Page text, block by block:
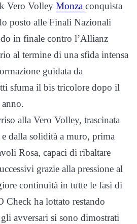
Vero Volley Monza conquista
posto alle Finali Nazionali
in finale contro l’Allianz
al termine di una sfida intensa
guidata da
sfuma il bis tricolore dopo il
anno.
alla Vero Volley, trascinata
dalla solidità a muro, prima
Rosa, capaci di ribaltare
grazie alla pressione al
continuità in tutte le fasi di
ha lottato restando
avversari si sono dimostrati